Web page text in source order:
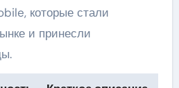
которые стали
и принесли